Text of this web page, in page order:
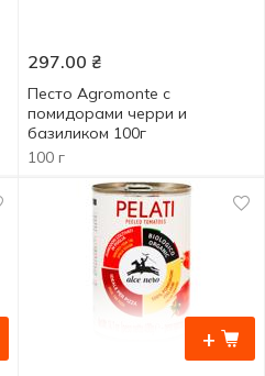
297.00 ₴
Песто Agromonte с
помидорами черри и
базиликом 100г
100 г
+